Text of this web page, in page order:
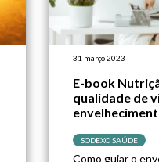
31 março 2023
E-book
qualidade de
SODEXO SAÚDE
Como guiar o